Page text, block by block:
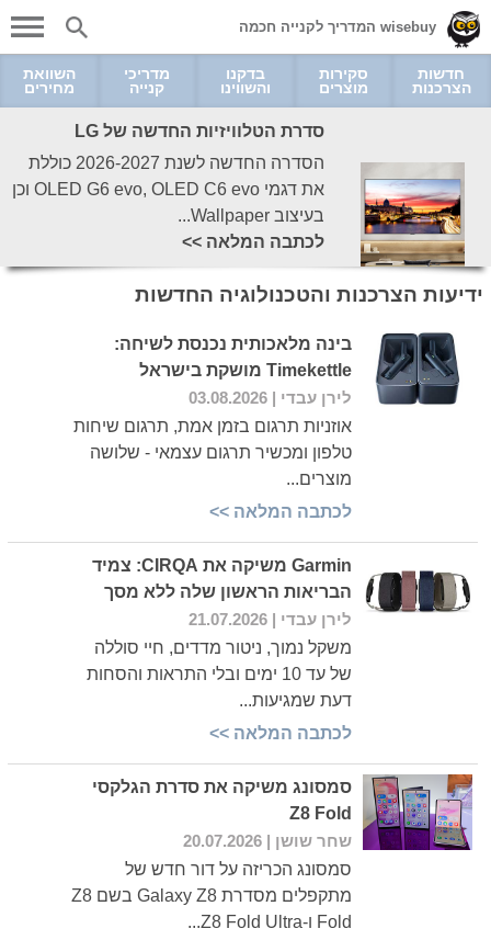
wisebuy המדריך לקנייה חכמה
חדשות
הצרכנות
סקירות
מוצרים
בדקנו
והשווינו
מדריכי
קנייה
השוואת
מחירים
סדרת הטלוויזיות החדשה של LG
הסדרה החדשה לשנת 2026-2027 כוללת
את דגמי OLED G6 evo, OLED C6 evo וכן
בעיצוב Wallpaper...
לכתבה המלאה >>
ידיעות הצרכנות והטכנולוגיה החדשות
בינה מלאכותית נכנסת לשיחה:
Timekettle מושקת בישראל
לירן עבדי | 03.08.2026
אוזניות תרגום בזמן אמת, תרגום שיחות
טלפון ומכשיר תרגום עצמאי - שלושה
מוצרים...
לכתבה המלאה >>
Garmin משיקה את CIRQA: צמיד
הבריאות הראשון שלה ללא מסך
לירן עבדי | 21.07.2026
משקל נמוך, ניטור מדדים, חיי סוללה
של עד 10 ימים ובלי התראות והסחות
דעת שמגיעות...
לכתבה המלאה >>
סמסונג משיקה את סדרת הגלקסי
Z8 Fold
שחר שושן | 20.07.2026
סמסונג הכריזה על דור חדש של
מתקפלים מסדרת Galaxy Z8 בשם Z8
Fold ו-Z8 Fold Ultra...